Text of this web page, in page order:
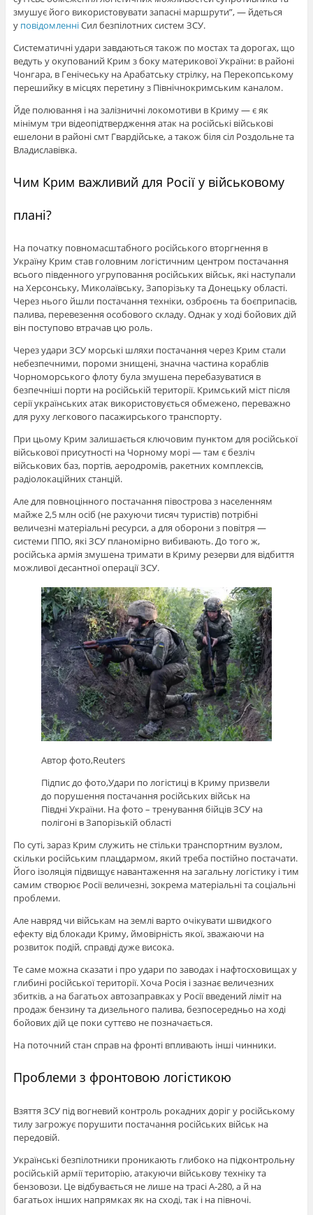
змушує його використовувати запасні маршрути”, — йдеться
у повідомленніСил безпілотних систем ЗСУ.
Систематичні удари завдаються також по мостах та дорогах, що
ведуть у окупований Крим з боку материкової України: в районі
Чонгара, в Генічеську на Арабатську стрілку, на Перекопському
перешийку в місцях перетину з Північнокримським каналом.
Йде полювання і на залізничні локомотиви в Криму — є як
мінімум три відеопідтвердження атак на російські військові
ешелони в районі смт Гвардійське, а також біля сіл Роздольне та
Владиславівка.
Чим Крим важливий для Росії у військовому
плані?
На початку повномасштабного російського вторгнення в
Україну Крим став головним логістичним центром постачання
всього південного угруповання російських військ, які наступали
на Херсонську, Миколаївську, Запорізьку та Донецьку області.
Через нього йшли постачання техніки, озброєнь та боєприпасів,
палива, перевезення особового складу. Однак у ході бойових дій
він поступово втрачав цю роль.
Через удари ЗСУ морські шляхи постачання через Крим стали
небезпечними, пороми знищені, значна частина кораблів
Чорноморського флоту була змушена перебазуватися в
безпечніші порти на російській території. Кримський міст після
серії українських атак використовується обмежено, переважно
для руху легкового пасажирського транспорту.
При цьому Крим залишається ключовим пунктом для російської
військової присутності на Чорному морі — там є безліч
військових баз, портів, аеродромів, ракетних комплексів,
радіолокаційних станцій.
Але для повноцінного постачання півострова з населенням
майже 2,5 млн осіб (не рахуючи тисяч туристів) потрібні
величезні матеріальні ресурси, а для оборони з повітря —
системи ППО, які ЗСУ планомірно вибивають. До того ж,
російська армія змушена тримати в Криму резерви для відбиття
можливої ​​десантної операції ЗСУ.
Автор фото,Reuters
Підпис до фото,Удари по логістиці в Криму призвели
до порушення постачання російських військ на
Півдні України. На фото – тренування бійців ЗСУ на
полігоні в Запорізькій області
По суті, зараз Крим служить не стільки транспортним вузлом,
скільки російським плацдармом, який треба постійно постачати.
Його ізоляція підвищує навантаження на загальну логістику і тим
самим створює Росії величезні, зокрема матеріальні та соціальні
проблеми.
Але навряд чи військам на землі варто очікувати швидкого
ефекту від блокади Криму, ймовірність якої, зважаючи на
розвиток подій, справді дуже висока.
Те саме можна сказати і про удари по заводах і нафтосховищах у
глибині російської території. Хоча Росія і зазнає величезних
збитків, а на багатьох автозаправках у Росії введений ліміт на
продаж бензину та дизельного палива, безпосередньо на ході
бойових дій це поки суттєво не позначається.
На поточний стан справ на фронті впливають інші чинники.
Проблеми з фронтовою логістикою
Взяття ЗСУ під вогневий контроль рокадних доріг у російському
тилу загрожує порушити постачання російських військ на
передовій.
Українські безпілотники проникають глибоко на підконтрольну
російській армії територію, атакуючи військову техніку та
бензовози. Це відбувається не лише на трасі А-280, а й на
багатьох інших напрямках як на сході, так і на півночі.